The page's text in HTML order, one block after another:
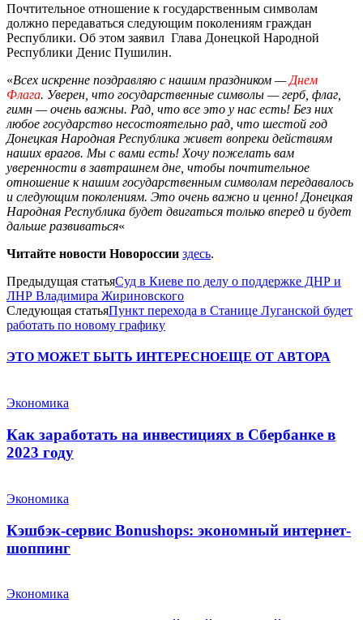
Почтительное отношение к государственным символам
должно передаваться следующим поколениям граждан
Республики. Об этом заявил Глава Донецкой Народной
Республики Денис Пушилин.
«Всех искренне поздравляю с нашим праздником — Днем
Флага. Уверен, что государственные символы — герб, флаг,
гимн — очень важны. Рад, что все это у нас есть! Без них
любое государство несостоятельно рад, что шестой год
Донецкая Народная Республика живет вопреки действиям
наших врагов. Мы с вами есть! Хочу пожелать вам
уверенности в завтрашнем дне, чтобы почтительное
отношение к нашим государственным символам передавалось
и следующим поколениям. Это очень важно и ценно! Донецкая
Народная Республика будет двигаться только вперед и будет
дальше развиваться«
Читайте новости Новороссии здесь.
Предыдущая статьяCуд в Киеве по делу о поддержке ДНР и
ЛНР Владимира Жириновского
Следующая статьяПункт перехода в Станице Луганской будет
работать по новому графику
ЭТО МОЖЕТ БЫТЬ ИНТЕРЕСНОЕЩЕ ОТ АВТОРА
Экономика
Как заработать на инвестициях в Сбербанке в
2023 году
Экономика
Кэшбэк-сервис Bonushops: экономный интернет-
шоппинг
Экономика